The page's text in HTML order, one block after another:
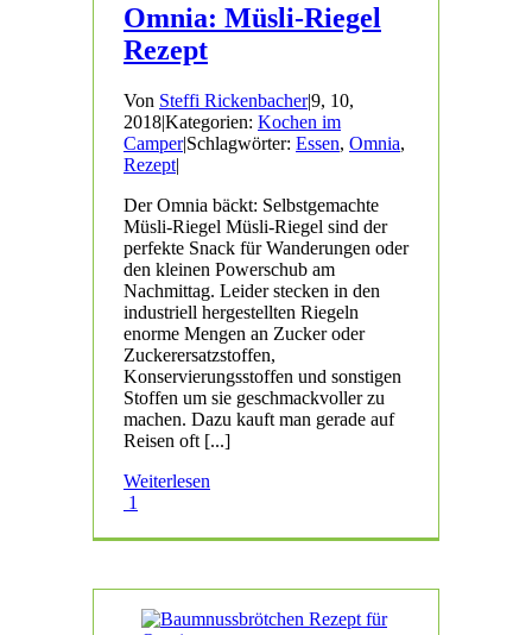
Omnia: Müsli-Riegel
Rezept
Von Steffi Rickenbacher|9, 10,
2018|Kategorien: Kochen im
Camper|Schlagwörter: Essen, Omnia,
Rezept|
Der Omnia bäckt: Selbstgemachte
Müsli-Riegel Müsli-Riegel sind der
perfekte Snack für Wanderungen oder
den kleinen Powerschub am
Nachmittag. Leider stecken in den
industriell hergestellten Riegeln
enorme Mengen an Zucker oder
Zuckerersatzstoffen,
Konservierungsstoffen und sonstigen
Stoffen um sie geschmackvoller zu
machen. Dazu kauft man gerade auf
Reisen oft [...]
Weiterlesen
1